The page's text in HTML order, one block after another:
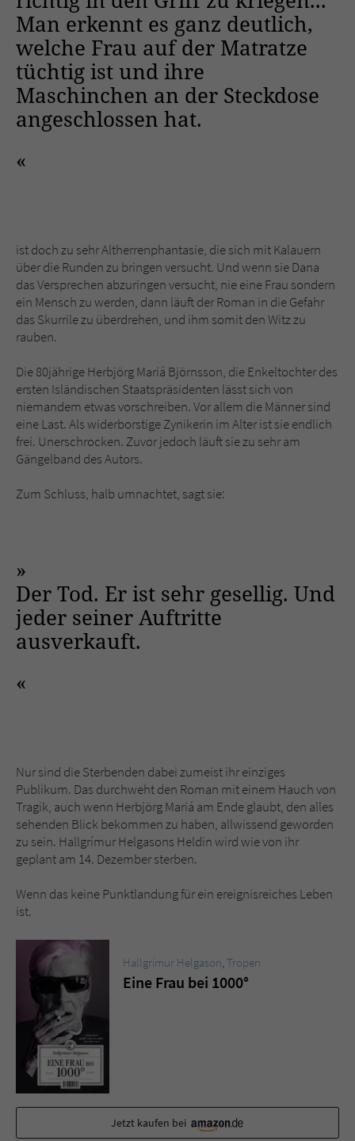
Man erkennt es ganz deutlich,
welche Frau auf der Matratze
tüchtig ist und ihre
Maschinchen an der Steckdose
angeschlossen hat.
ist doch zu sehr Altherrenphantasie, die sich mit Kalauern
über die Runden zu bringen versucht. Und wenn sie Dana
das Versprechen abzuringen versucht, nie eine Frau sondern
ein Mensch zu werden, dann läuft der Roman in die Gefahr
das Skurrile zu überdrehen, und ihm somit den Witz zu
rauben.
Die 80jährige Herbjörg Mariá Björnsson, die Enkeltochter des
ersten Isländischen Staatspräsidenten lässt sich von
niemandem etwas vorschreiben. Vor allem die Männer sind
eine Last. Als widerborstige Zynikerin im Alter ist sie endlich
frei. Unerschrocken. Zuvor jedoch läuft sie zu sehr am
Gängelband des Autors.
Zum Schluss, halb umnachtet, sagt sie:
Der Tod. Er ist sehr gesellig. Und
jeder seiner Auftritte
ausverkauft.
Nur sind die Sterbenden dabei zumeist ihr einziges
Publikum. Das durchweht den Roman mit einem Hauch von
Tragik, auch wenn Herbjörg Mariá am Ende glaubt, den alles
sehenden Blick bekommen zu haben, allwissend geworden
zu sein. Hallgrímur Helgasons Heldin wird wie von ihr
geplant am 14. Dezember sterben.
Wenn das keine Punktlandung für ein ereignisreiches Leben
ist.
Hallgrímur Helgason,Tropen
Eine Frau bei 1000°
Jetzt kaufen bei